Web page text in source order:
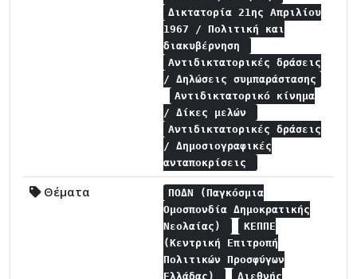
Δικτατορία 21ης Απριλίου
1967 / Πολιτική και
διακυβέρνηση
Αντιδικτατορικές δράσεις
/ Δηλώσεις συμπαράστασης
Αντιδικτατορικό κίνημα
/ Δίκες μελών
Αντιδικτατορικές δράσεις
/ Δημοσιογραφικές
ανταποκρίσεις
Θέματα
ΠΟΔΝ (Παγκόσμια
Ομοσπονδία Δημοκρατικής
Νεολαίας)
ΚΕΠΠΕ
(Κεντρική Επιτροπή
Πολιτικών Προσφύγων
Ελλάδας)
Διεθνής